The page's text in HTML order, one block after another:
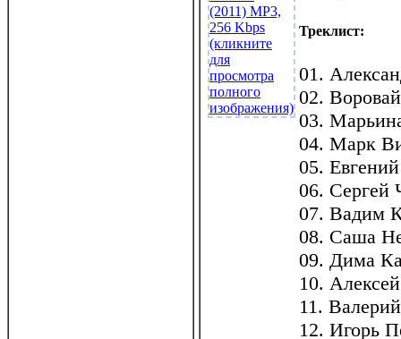
Треклист:
01.
02.
03.
04. Марк
05.
06. Сергей
07. Вадим
08. Саша
09. Дима
10.
11.
12. Игорь